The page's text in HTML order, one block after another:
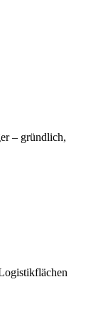
– gründlich,